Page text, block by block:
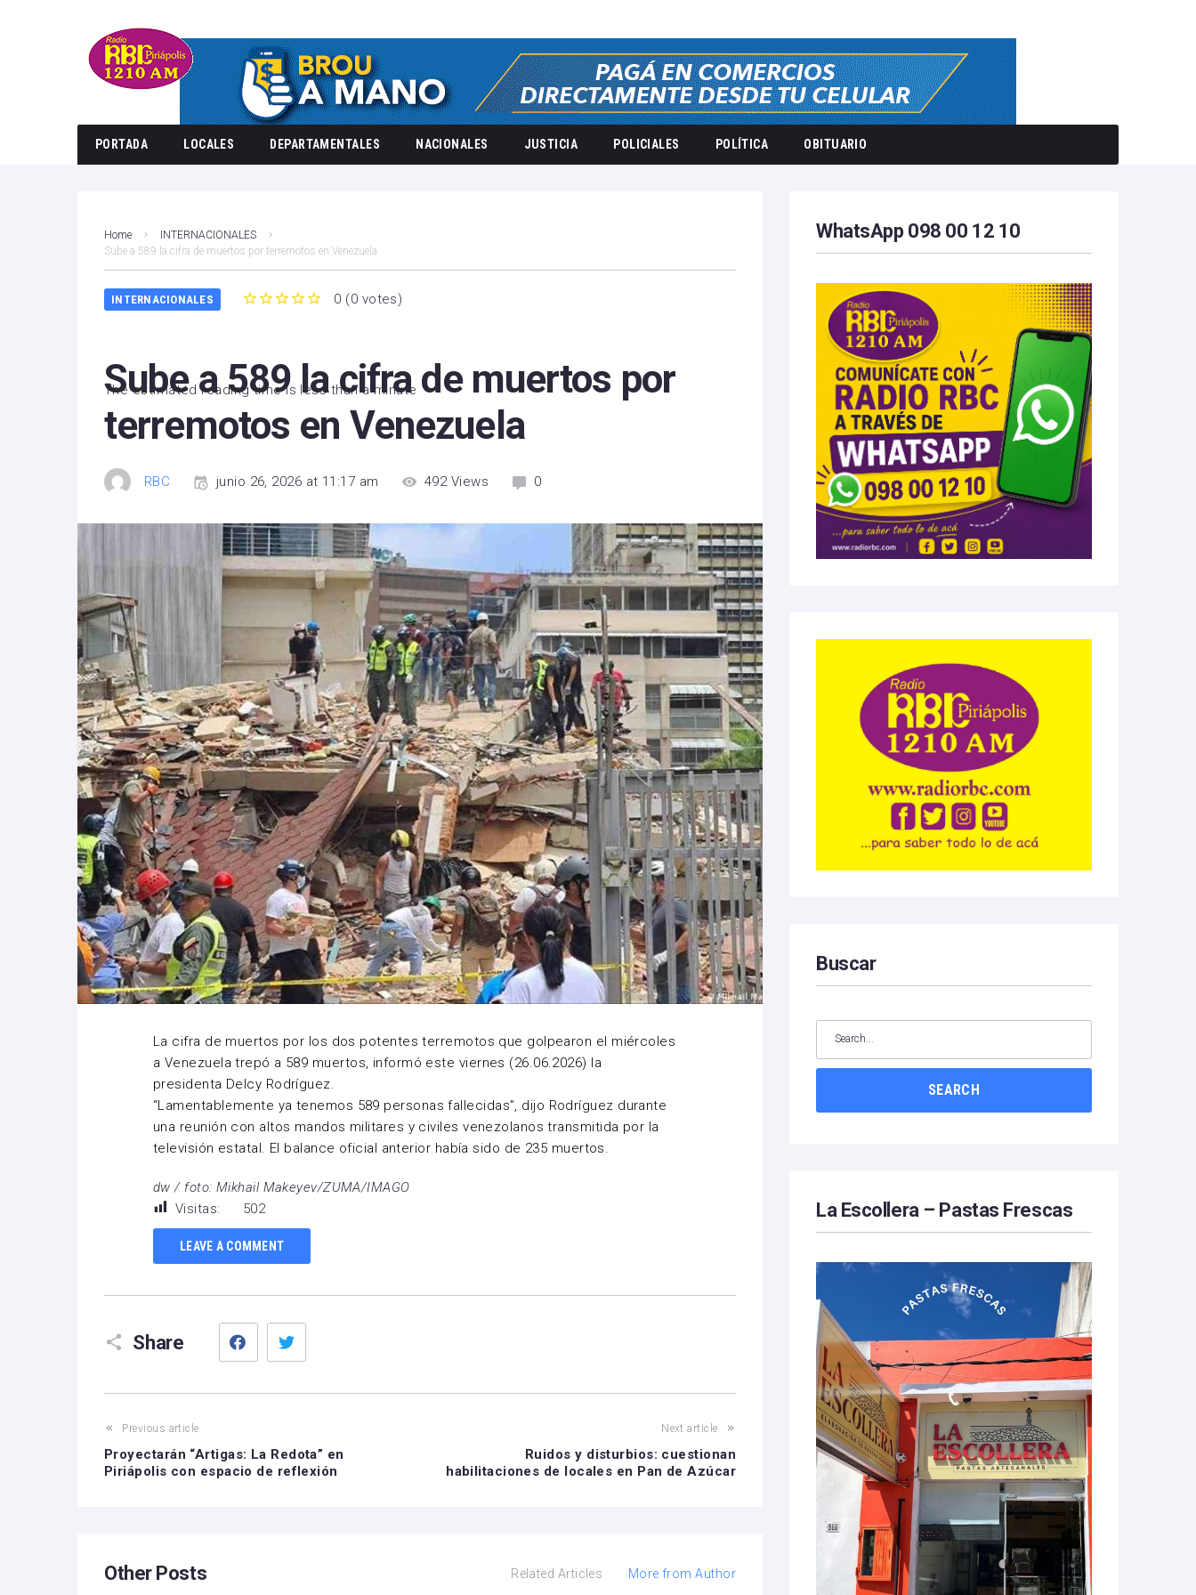
PORTADA LOCALES DEPARTAMENTALES NACIONALES JUSTICIA POLICIALES POLÍTICA OBITUARIO
Home
INTERNACIONALES
Sube a 589 la cifra de muertos por terremotos en Venezuela
INTERNACIONALES 0 (0 votes)
The estimated reading time is less than a minute
Sube a 589 la cifra de muertos por
terremotos en Venezuela
RBC junio 26, 2026 at 11:17 am 492 Views 0
La cifra de muertos por los dos potentesterremotos que golpearon el miércoles
a Venezuela trepó a 589 muertos, informó este viernes (26.06.2026) la
presidenta Delcy Rodríguez.
“Lamentablemente ya tenemos 589 personas fallecidas”, dijo Rodríguez durante
una reunión con altos mandos militares y civiles venezolanos transmitida por la
televisión estatal. El balance oficial anterior había sido de 235 muertos.
dw / foto: Mikhail Makeyev/ZUMA/IMAGO
Visitas:
502
LEAVE A COMMENT
Share
Facebook
Previous article
Proyectarán “Artigas: La Redota” en
Piriápolis con espacio de reflexión
Next article
Ruidos y disturbios: cuestionan
habilitaciones de locales en Pan de Azúcar
Other Posts Related Articles More from Author
WhatsApp 098 00 12 10
Buscar
SEARCH
La Escollera – Pastas Frescas